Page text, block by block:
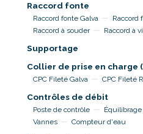
Raccord fonte
Raccord fonte Galva Raccord
Raccord à souder
Raccord à
Supportage
Collier de prise en charge
CPC Fileté Galva CPC Fileté
Contrôles de débit
Poste de contrôle
Vannes
Compteur d'eau